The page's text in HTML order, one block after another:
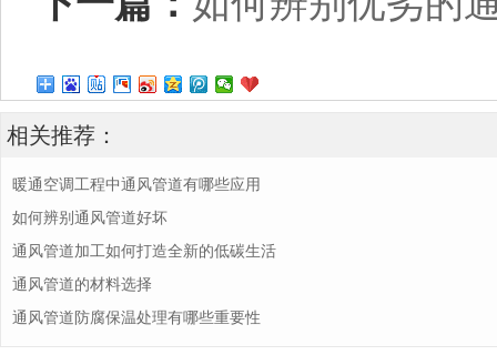
相关推荐：
暖通空调工程中通风管道有哪些应用
如何辨别通风管道好坏
通风管道加工如何打造全新的低碳生活
通风管道的材料选择
通风管道防腐保温处理有哪些重要性